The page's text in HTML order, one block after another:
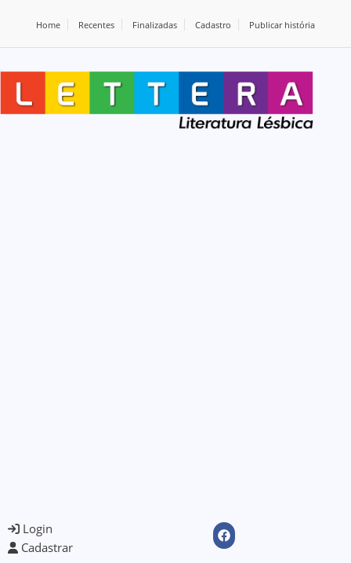
Home Recentes Finalizadas Cadastro Publicar história
Login
Cadastrar